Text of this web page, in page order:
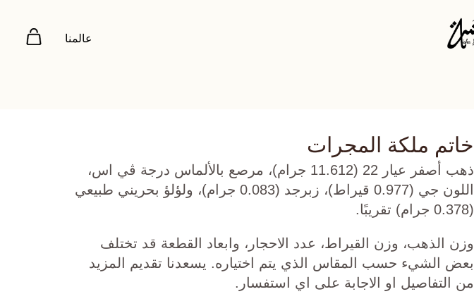
عالمنا
خاتم ملكة المجرات
ذهب أصفر عيار 22 (11.612 جرام)، مرصع بالألماس درجة ڤي اس،
اللون جي (0.977 قيراط)، زبرجد (0.083 جرام)، ولؤلؤ بحريني طبيعي
(0.378 جرام) تقريبًا.
وزن الذهب، وزن القيراط، عدد الاحجار، وابعاد القطعة قد تختلف
بعض الشيء حسب المقاس الذي يتم اختياره. يسعدنا تقديم المزيد
من التفاصيل او الاجابة على اي استفسار.